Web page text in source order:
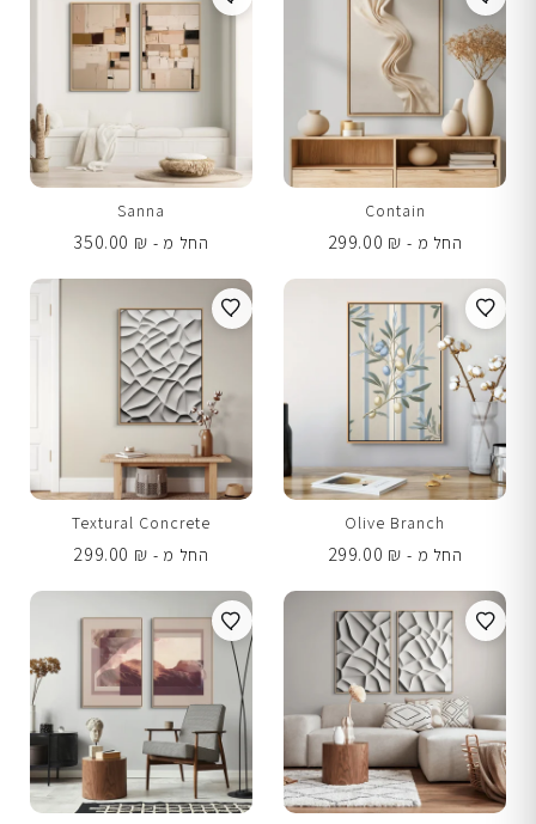
Contain
החל מ -
299.00 ₪
Sanna
החל מ -
350.00 ₪
Olive Branch
החל מ -
299.00 ₪
Textural Concrete
החל מ -
299.00 ₪